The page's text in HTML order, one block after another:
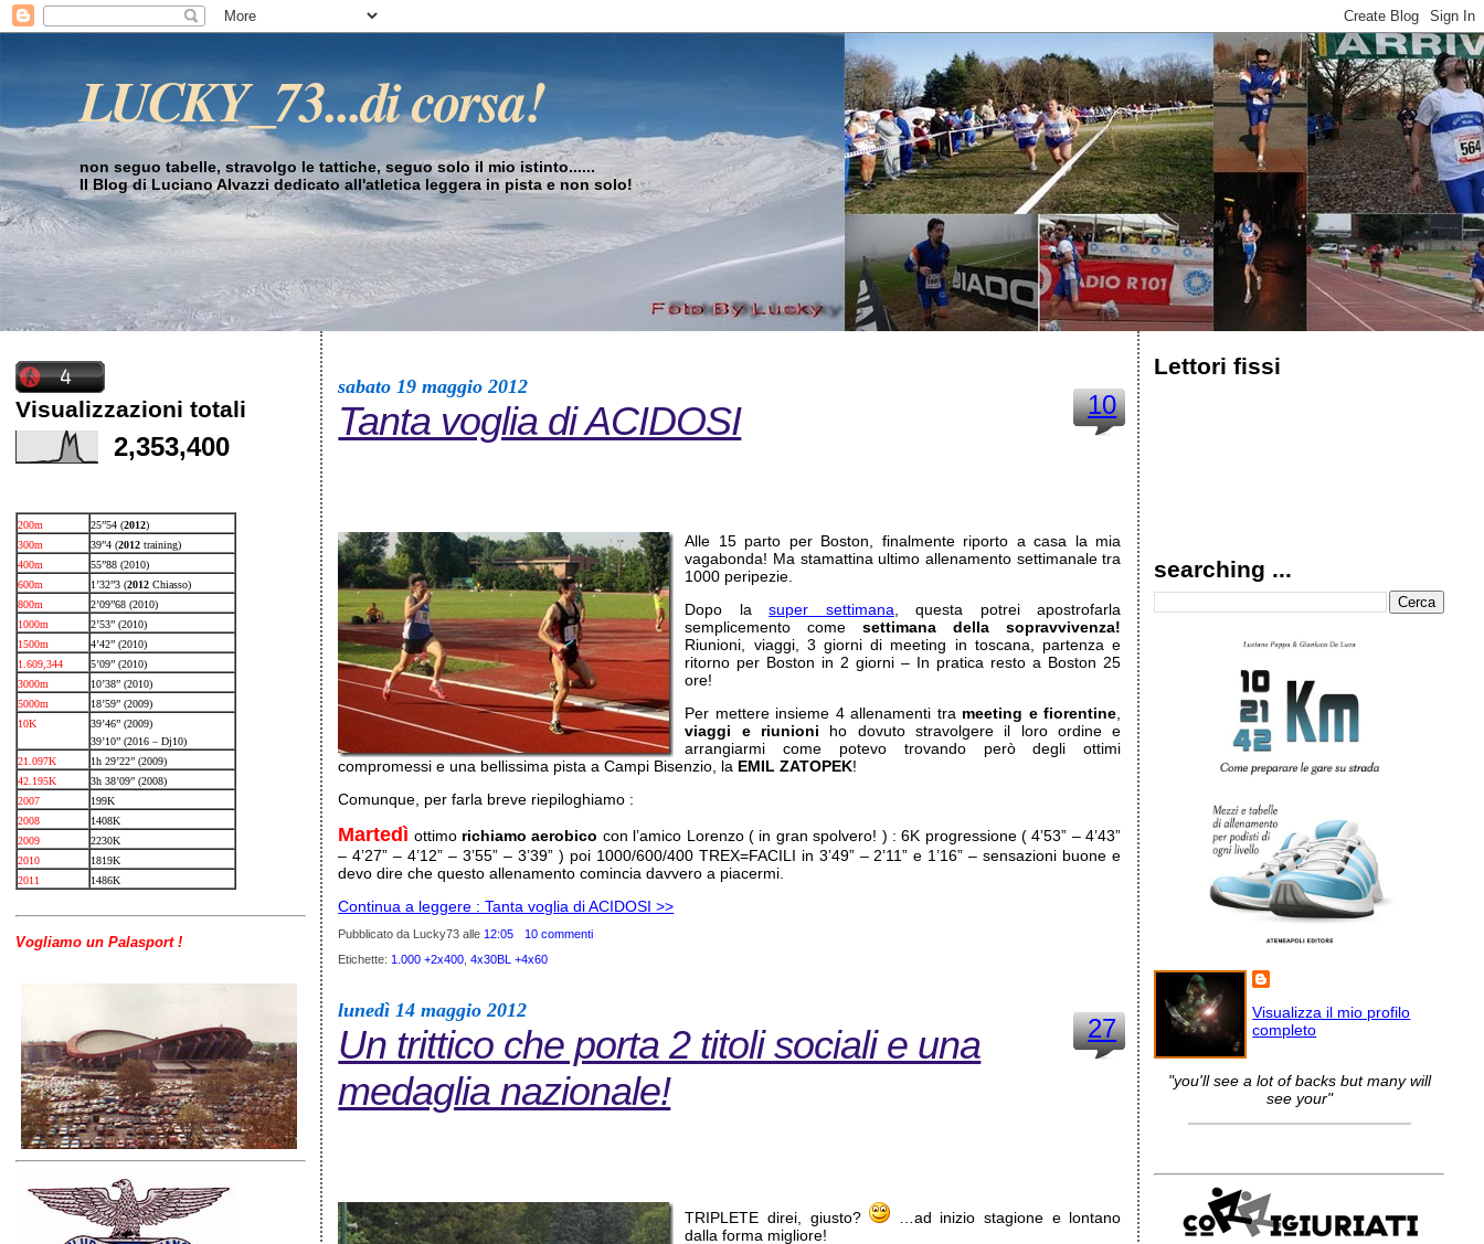
LUCKY_73...di corsa!
non seguo tabelle, stravolgo le tattiche, seguo solo il mio istinto......
Il Blog di Luciano Alvazzi dedicato all'atletica leggera in pista e non solo!
Visualizzazioni totali
2,353,400
200m 25”54 (2012)
300m
39”4 (2012 training)
400m
55”88 (2010)
600m
1’32”3 (2012 Chiasso)
800m
2’09”68 (2010)
1000m
2’53” (2010)
1500m
4’42” (2010)
1.609,344
5’09” (2010)
3000m
10’38” (2010)
5000m
18’59” (2009)
10K
39’46” (2009)
39’10” (2016 – Dj10)
21.097K
1h 29’22” (2009)
42.195K
3h 38’09” (2008)
2007
199K
2008
1408K
2009
2230K
2010
1819K
2011
1486K
Vogliamo un Palasport !
sabato 19 maggio 2012
10
Tanta voglia di ACIDOSI
Alle 15 parto per Boston, finalmente riporto a casa la mia
vagabonda! Ma stamattina ultimo allenamento settimanale tra
1000 peripezie.
Dopo lasuper settimana , questa potrei apostrofarla
semplicemento comesettimana della sopravvivenza!
Riunioni, viaggi, 3 giorni di meeting in toscana, partenza e
ritorno per Boston in 2 giorni – In pratica resto a Boston 25
ore!
Per mettere insieme 4 allenamenti tra meeting e fiorentine
viaggi e riunioni ho dovuto stravolgere il loro ordine e
arrangiarmi come potevo trovando però degli ottimi
compromessi e una bellissima pista a Campi Bisenzio, la EMIL ZATOPEK!
Comunque, per farla breve riepiloghiamo :
Martedì ottimo richiamo aerobico con l’amico Lorenzo ( in gran spolvero! ) : 6K progressione ( 4’53” – 4’43”
– 4’27” – 4’12” – 3’55” – 3’39” ) poi 1000/600/400 TREX=FACILI in 3’49” – 2’11” e 1’16” – sensazioni buone e
devo dire che questo allenamento comincia davvero a piacermi.
Continua a leggere : Tanta voglia di ACIDOSI >>
Pubblicato da Lucky73alle 12:05
10 commenti
Etichette: 1.000 +2x400 ,4x30BL +4x60
lunedì 14 maggio 2012
27
Un trittico che porta 2 titoli sociali e una
medaglia nazionale!
TRIPLETE direi, giusto?
…ad inizio stagione e lontano
dalla forma migliore!
Lettori fissi
searching ...
Visualizza il mio profilo
completo
"you'll see a lot of backs but many will
see your"